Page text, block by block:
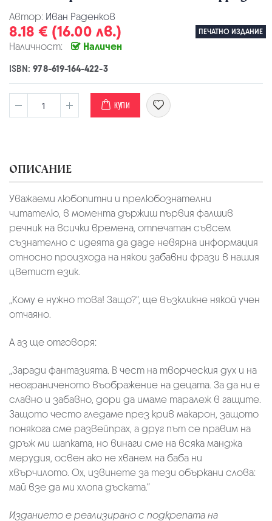
Автор: Иван Раденков
8.18 € (16.00 лв.) ПЕЧАТНО ИЗДАНИЕ
Наличност: Наличен
ISBN:978-619-164-422-3
КУПИ
ОПИСАНИЕ
Уважаеми любопитни и прелюбознателни
читателю, в момента държиш първия фалшив
речник на всички времена, отпечатан съвсем
съзнателно с идеята да даде невярна информация
относно произхода на някои забавни фрази в нашия
цветист език.
„Кому е нужно това! Защо?“, ще възкликне някой учен
отчаяно.
А аз ще отговоря:
„Заради фантазията. В чест на творческия дух и на
неограниченото въображение на децата. За да ни е
славно и забавно, дори да имаме таралеж в гащите.
Защото често гледаме през крив макарон, защото
понякога сме развейпрах, а друг път се правим на
дръж ми шапката, но винаги сме на всяка манджа
мерудия, освен ако не хванем на баба ни
хвърчилото. Ох, извинете за тези объркани слова:
май взе да ми хлопа дъската.“
Изданието е реализирано с подкрепата на